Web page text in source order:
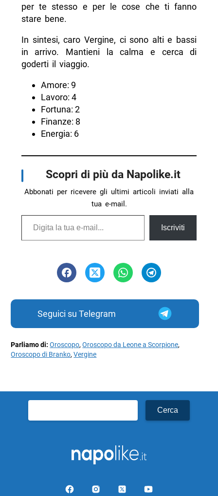
per te stesso e per le cose che ti fanno
stare bene.
In sintesi, caro Vergine, ci sono alti e bassi
in arrivo. Mantieni la calma e cerca di
goderti il viaggio.
Amore: 9
Lavoro: 4
Fortuna: 2
Finanze: 8
Energia: 6
Scopri di più da Napolike.it
Abbonati per ricevere gli ultimi articoli inviati alla
tua e-mail.
Digita la tua e-mail...
Iscriviti
Seguici su Telegram
Parliamo di:Oroscopo,Oroscopo da Leone a Scorpione,
Oroscopo di Branko,Vergine
per: